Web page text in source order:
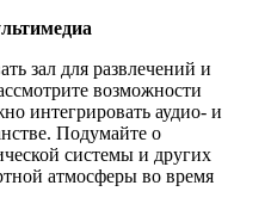
зал для развлечений и
возможности
интегрировать аудио- и
Подумайте о
системы и других
атмосферы во время